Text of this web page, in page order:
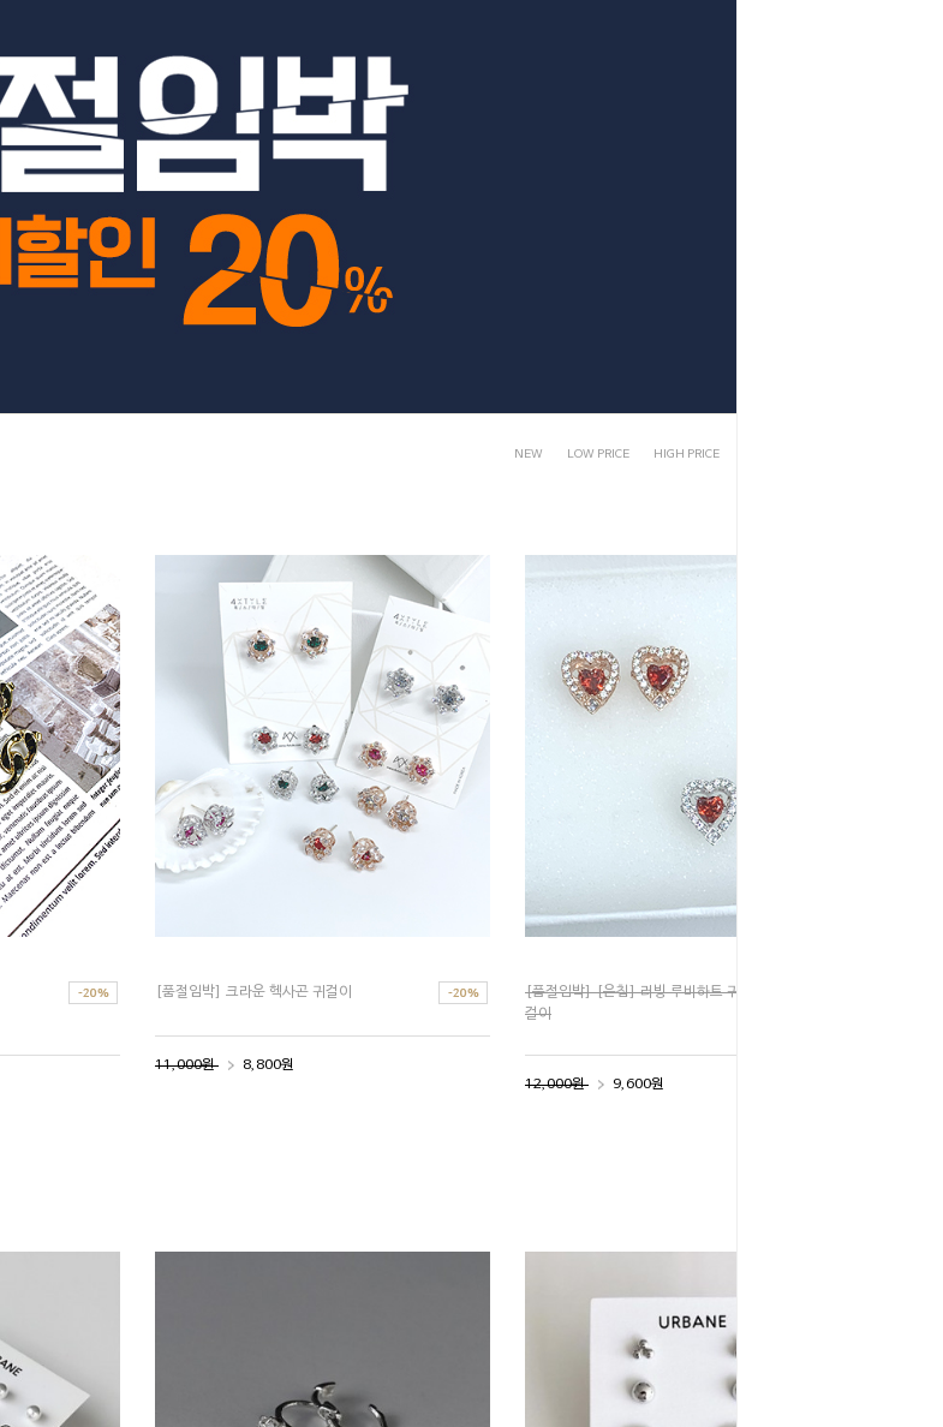
NEW LOW PRICE HIGH PRICE
[품절임박] 크라운 헥사곤 귀걸이
11,000원 8,800원
[품절임박] [은침] 러빙 루비하트 귀
걸이
12,000원 9,600원